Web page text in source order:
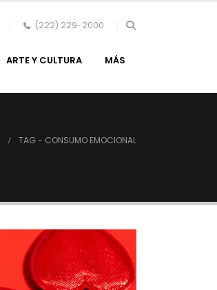
(222) 229-2000
ARTE Y CULTURA MÁS
TAG - CONSUMO EMOCIONAL